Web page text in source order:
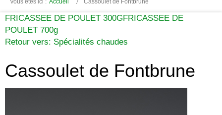
Vous êtes ici : Accueil Cassoulet de Fontbrune
FRICASSEE DE POULET 300GFRICASSEE DE
POULET 700g
Retour vers: Spécialités chaudes
Cassoulet de Fontbrune